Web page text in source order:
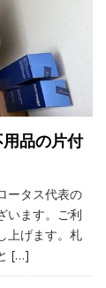
品の片付
ータス代表の
います。ご利
上げます。札
[…]